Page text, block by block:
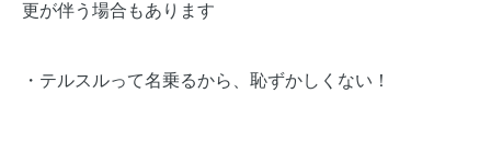
更が伴う場合もあります
・テルスルって名乗るから、恥ずかしくない！